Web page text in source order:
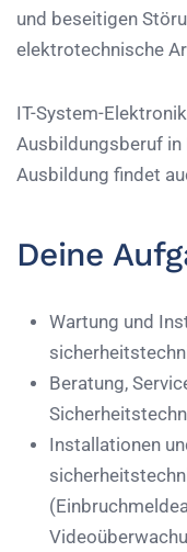
und beseitigen
elektrotechnische
IT-System-
Ausbildungsberuf in
Ausbildung findet
Deine
Wartung und
Beratung,
Installationen